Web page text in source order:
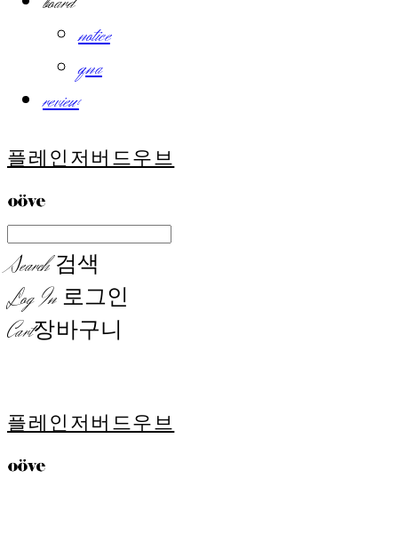
notice
qna
review
플레인저버드우브
Search검색
Log In 로그인
Cart장바구니
플레인저버드우브